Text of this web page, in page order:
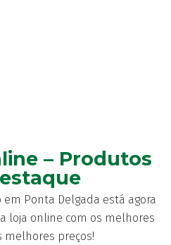
– Produtos
Ponta Delgada está agora
loja online com os melhores
melhores preços!